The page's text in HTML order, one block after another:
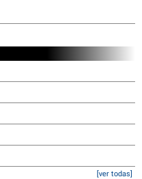
[ver todas]